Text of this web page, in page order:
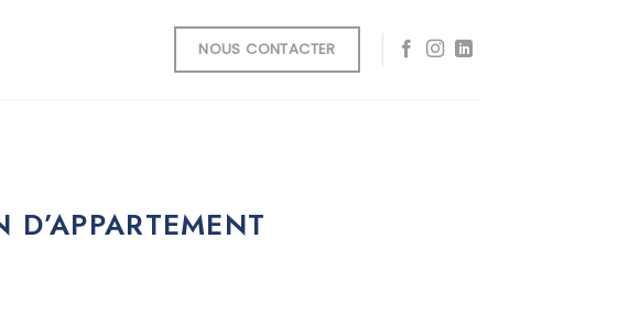
NOUS CONTACTER